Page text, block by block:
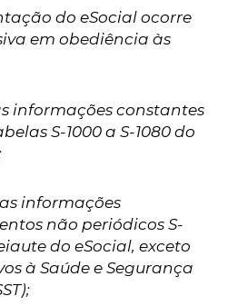
do eSocial ocorre
em obediência às
informações constantes
S-1000 a S-1080 do
informações
não periódicos S-
do eSocial, exceto
à Saúde e Segurança